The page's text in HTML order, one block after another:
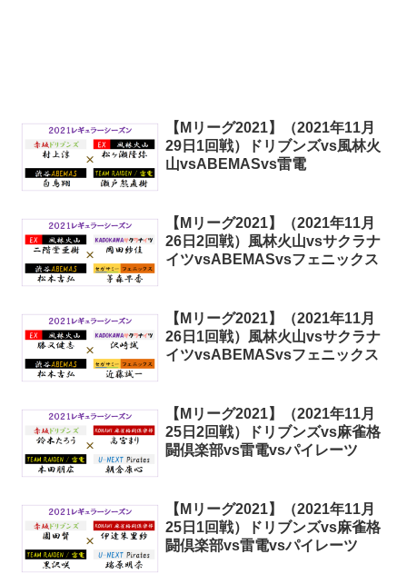
【Mリーグ2021】（2021年11月
29日1回戦）ドリブンズvs風林火
山vsABEMASvs雷電
【Mリーグ2021】（2021年11月
26日2回戦）風林火山vsサクラナ
イツvsABEMASvsフェニックス
【Mリーグ2021】（2021年11月
26日1回戦）風林火山vsサクラナ
イツvsABEMASvsフェニックス
【Mリーグ2021】（2021年11月
25日2回戦）ドリブンズvs麻雀格
闘倶楽部vs雷電vsパイレーツ
【Mリーグ2021】（2021年11月
25日1回戦）ドリブンズvs麻雀格
闘倶楽部vs雷電vsパイレーツ